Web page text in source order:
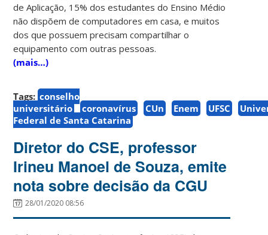
de Aplicação, 15% dos estudantes do Ensino Médio
não dispõem de computadores em casa, e muitos
dos que possuem precisam compartilhar o
equipamento com outras pessoas.
(mais…)
Tags: conselho
universitário
coronavírus CUn Enem UFSC
Federal de Santa Catarina
Diretor do CSE, professor
Irineu Manoel de Souza, emite
nota sobre decisão da CGU
28/01/2020 08:56